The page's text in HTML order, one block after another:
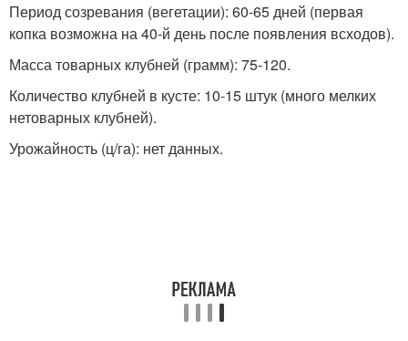
Период созревания (вегетации): 60-65 дней (первая
копка возможна на 40-й день после появления всходов).
Масса товарных клубней (грамм): 75-120.
Количество клубней в кусте: 10-15 штук (много мелких
нетоварных клубней).
Урожайность (ц/га): нет данных.